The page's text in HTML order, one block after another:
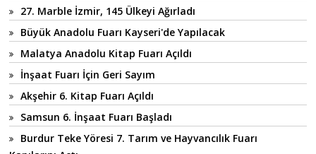
27. Marble İzmir, 145 Ülkeyi Ağırladı
Büyük Anadolu Fuarı Kayseri'de Yapılacak
Malatya Anadolu Kitap Fuarı Açıldı
İnşaat Fuarı İçin Geri Sayım
Akşehir 6. Kitap Fuarı Açıldı
Samsun 6. İnşaat Fuarı Başladı
Burdur Teke Yöresi 7. Tarım ve Hayvancılık Fuarı